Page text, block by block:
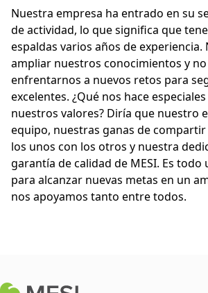
Nuestra empresa ha entrado en su
de actividad, lo que significa que
espaldas varios años de experiencia.
ampliar nuestros conocimientos y
enfrentarnos a nuevos retos para
excelentes. ¿Qué nos hace
nuestros valores? Diría que nuestro
equipo, nuestras ganas de
los unos con los otros y nuestra
garantía de calidad de MESI. Es
para alcanzar nuevas metas en un
nos apoyamos tanto entre todos.